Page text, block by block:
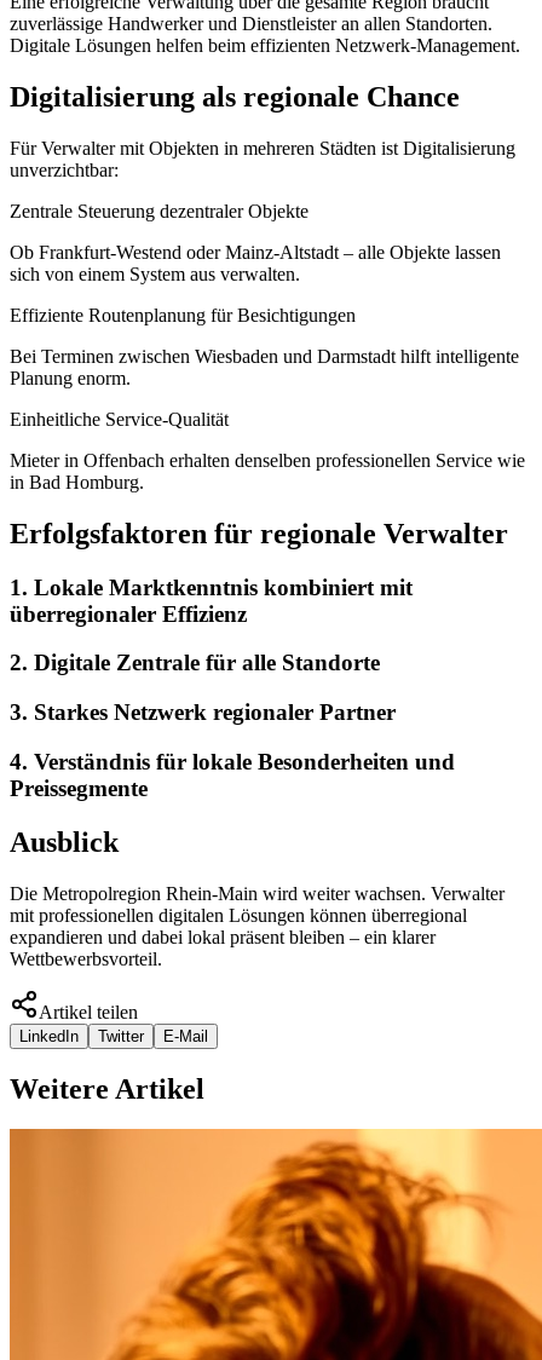
zuverlässige Handwerker und Dienstleister an allen Standorten.
Digitale Lösungen helfen beim effizienten Netzwerk-Management.
Digitalisierung als regionale Chance
Für Verwalter mit Objekten in mehreren Städten ist Digitalisierung
unverzichtbar:
Zentrale Steuerung dezentraler Objekte
Ob Frankfurt-Westend oder Mainz-Altstadt – alle Objekte lassen
sich von einem System aus verwalten.
Effiziente Routenplanung für Besichtigungen
Bei Terminen zwischen Wiesbaden und Darmstadt hilft intelligente
Planung enorm.
Einheitliche Service-Qualität
Mieter in Offenbach erhalten denselben professionellen Service wie
in Bad Homburg.
Erfolgsfaktoren für regionale Verwalter
1. Lokale Marktkenntnis kombiniert mit
überregionaler Effizienz
2. Digitale Zentrale für alle Standorte
3. Starkes Netzwerk regionaler Partner
4. Verständnis für lokale Besonderheiten und
Preissegmente
Ausblick
Die Metropolregion Rhein-Main wird weiter wachsen. Verwalter
mit professionellen digitalen Lösungen können überregional
expandieren und dabei lokal präsent bleiben – ein klarer
Wettbewerbsvorteil.
Artikel teilen
LinkedIn Twitter E-Mail
Weitere Artikel